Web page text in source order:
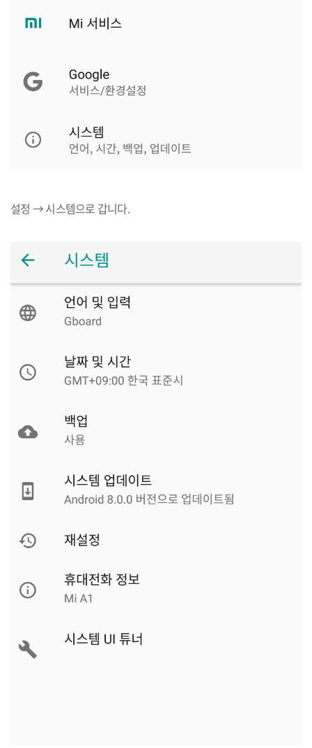
설정 →시스템으로 갑니다.